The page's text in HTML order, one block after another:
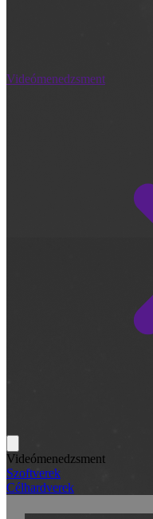
Videómenedzsment
Videómenedzsment
Szoftverek
Célhardverek